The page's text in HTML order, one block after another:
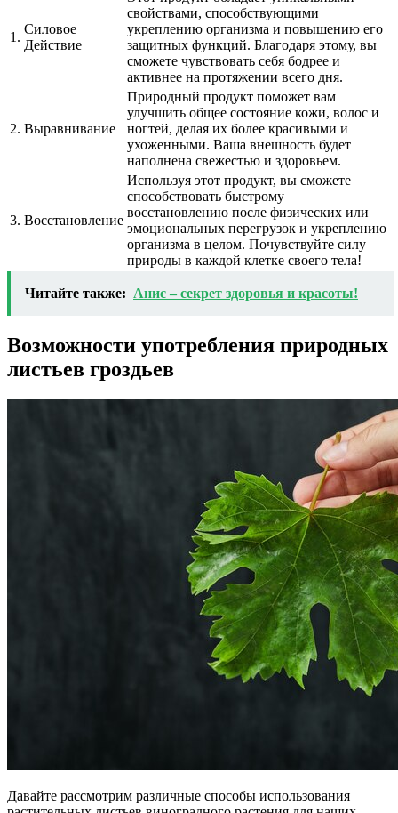
1.
Силовое
Действие
свойствами, способствующими
укреплению организма и повышению его
защитных функций. Благодаря этому, вы
сможете чувствовать себя бодрее и
активнее на протяжении всего дня.
2. Выравнивание
Природный продукт поможет вам
улучшить общее состояние кожи, волос и
ногтей, делая их более красивыми и
ухоженными. Ваша внешность будет
наполнена свежестью и здоровьем.
3. Восстановление
Используя этот продукт, вы сможете
способствовать быстрому
восстановлению после физических или
эмоциональных перегрузок и укреплению
организма в целом. Почувствуйте силу
природы в каждой клетке своего тела!
Читайте также: Анис – секрет здоровья и красоты!
Возможности употребления природных
листьев гроздьев
Давайте рассмотрим различные способы использования